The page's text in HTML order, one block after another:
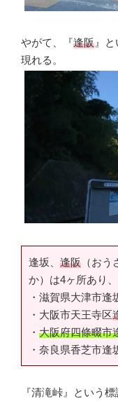
やがて、『逢阪 』
現れる。
逢坂、 逢阪 （お
か）は4ヶ所あり
・滋賀県大津市逢
・大阪市天王寺区
・ 大阪府四條畷市
・奈良県香芝市逢
『清滝峠』という